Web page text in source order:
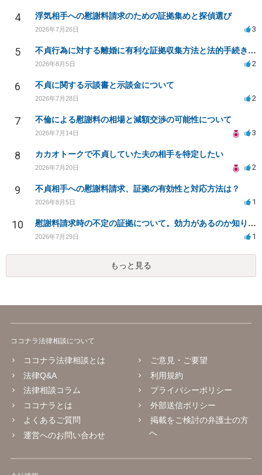
4 浮気相手への慰謝料請求のための証拠集めと探偵選び
2026年7月26日 3
5 不貞行為に対する離婚に有利な証拠収集方法と法的手続きについて
2026年8月5日 2
6 不貞に関する示談書と示談金について
2026年7月28日 2
7 不倫による慰謝料の相場と減額交渉の可能性について
2026年7月14日 3
8 カカオトークで不貞していた夫の相手を特定したい
2026年7月20日 2
9 不貞相手への慰謝料請求、証拠の有効性と対応方法は？
2026年8月5日 1
10 慰謝料請求時の不定の証拠について。効力があるのか知りたい。
2026年7月29日 1
もっと見る
ココナラ法律相談について
ココナラ法律相談とは
法律Q&A
法律相談コラム
ココナラとは
よくあるご質問
運営へのお問い合わせ
ご意見・ご要望
利用規約
プライバシーポリシー
外部送信ポリシー
掲載をご検討の弁護士の方
へ